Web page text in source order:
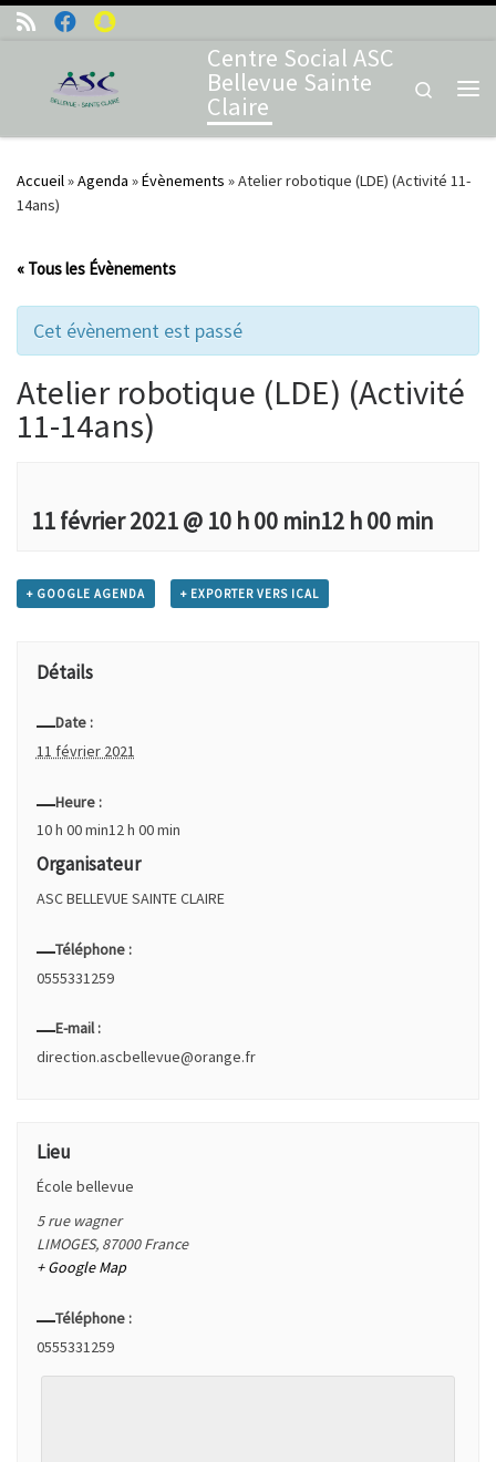
Skip to content
Centre Social ASC
Bellevue Sainte
Claire
Search
Accueil»Agenda »Évènements »Atelier robotique (LDE) (Activité 11-
14ans)
« Tous les Évènements
Cet évènement est passé
Atelier robotique (LDE) (Activité
11-14ans)
11 février 2021 @ 10 h 00 min12 h 00 min
+ GOOGLE AGENDA + EXPORTER VERS ICAL
Détails
Date :
11 février 2021
Heure :
10 h 00 min12 h 00 min
Organisateur
ASC BELLEVUE SAINTE CLAIRE
Téléphone :
0555331259
E-mail :
direction.ascbellevue@orange.fr
Lieu
École bellevue
5 rue wagner
LIMOGES, 87000 France
+ Google Map
Téléphone :
0555331259